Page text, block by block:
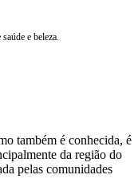
e beleza.
também é conhecida, é
da região do
pelas comunidades